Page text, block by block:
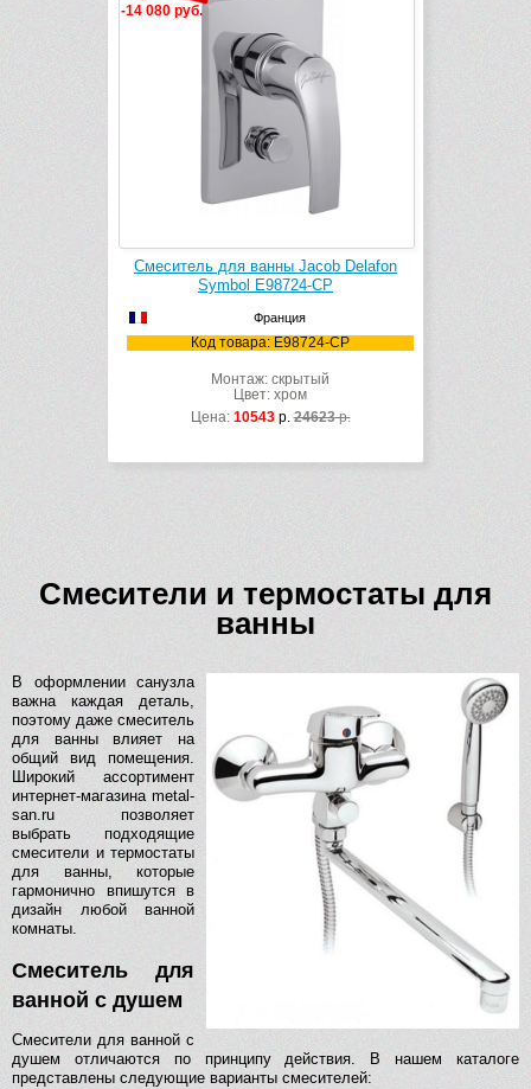
-14 080 руб.
Смеситель для ванны Jacob Delafon
Symbol E98724-CP
Франция
Код товара: E98724-CP
Монтаж: скрытый
Цвет: хром
Цена: 10543р.24623р.
Смесители и термостаты для
ванны
В оформлении санузла
важна каждая деталь,
поэтому даже смеситель
для ванны влияет на
общий вид помещения.
Широкий ассортимент
интернет-магазина metal-
san.ru позволяет
выбрать подходящие
смесители и термостаты
для ванны, которые
гармонично впишутся в
дизайн любой ванной
комнаты.
Смеситель для
ванной с душем
Смесители для ванной с
душем отличаются по принципу действия. В нашем каталоге
представлены следующие варианты смесителей: